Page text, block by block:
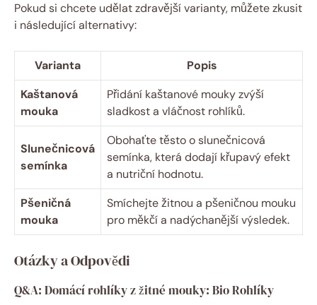
Pokud si chcete udělat zdravější varianty, můžete zkusit
i následující alternativy:
Varianta
Popis
Kaštanová
mouka
Přidání kaštanové mouky zvýší
sladkost a vláčnost rohlíků.
Slunečnicová
semínka
Obohaťte těsto o slunečnicová
semínka, která dodají křupavý efekt
a nutriční hodnotu.
Pšeničná
mouka
Smíchejte žitnou a pšeničnou mouku
pro měkčí a nadýchanější výsledek.
Otázky a Odpovědi
Q&A: Domácí rohlíky z žitné mouky: Bio Rohlíky